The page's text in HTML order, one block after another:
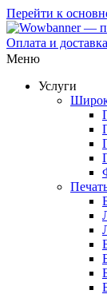
Перейти к
Оплата и доставка
Меню
Услуги